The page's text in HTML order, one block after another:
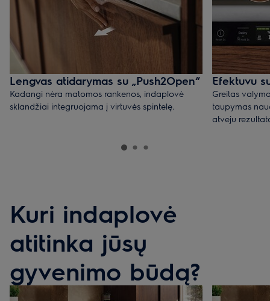
Lengvas atidarymas su „Push2Open“
Kadangi nėra matomos rankenos, indaplovė
sklandžiai integruojama į virtuvės spintelę.
Efektuvu
Greitas
taupymas
atveju
Kuri indaplovė
atitinka jūsų
gyvenimo būdą?